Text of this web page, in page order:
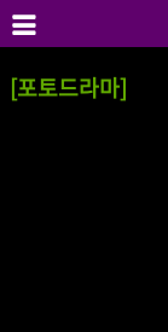
[포토드라마]